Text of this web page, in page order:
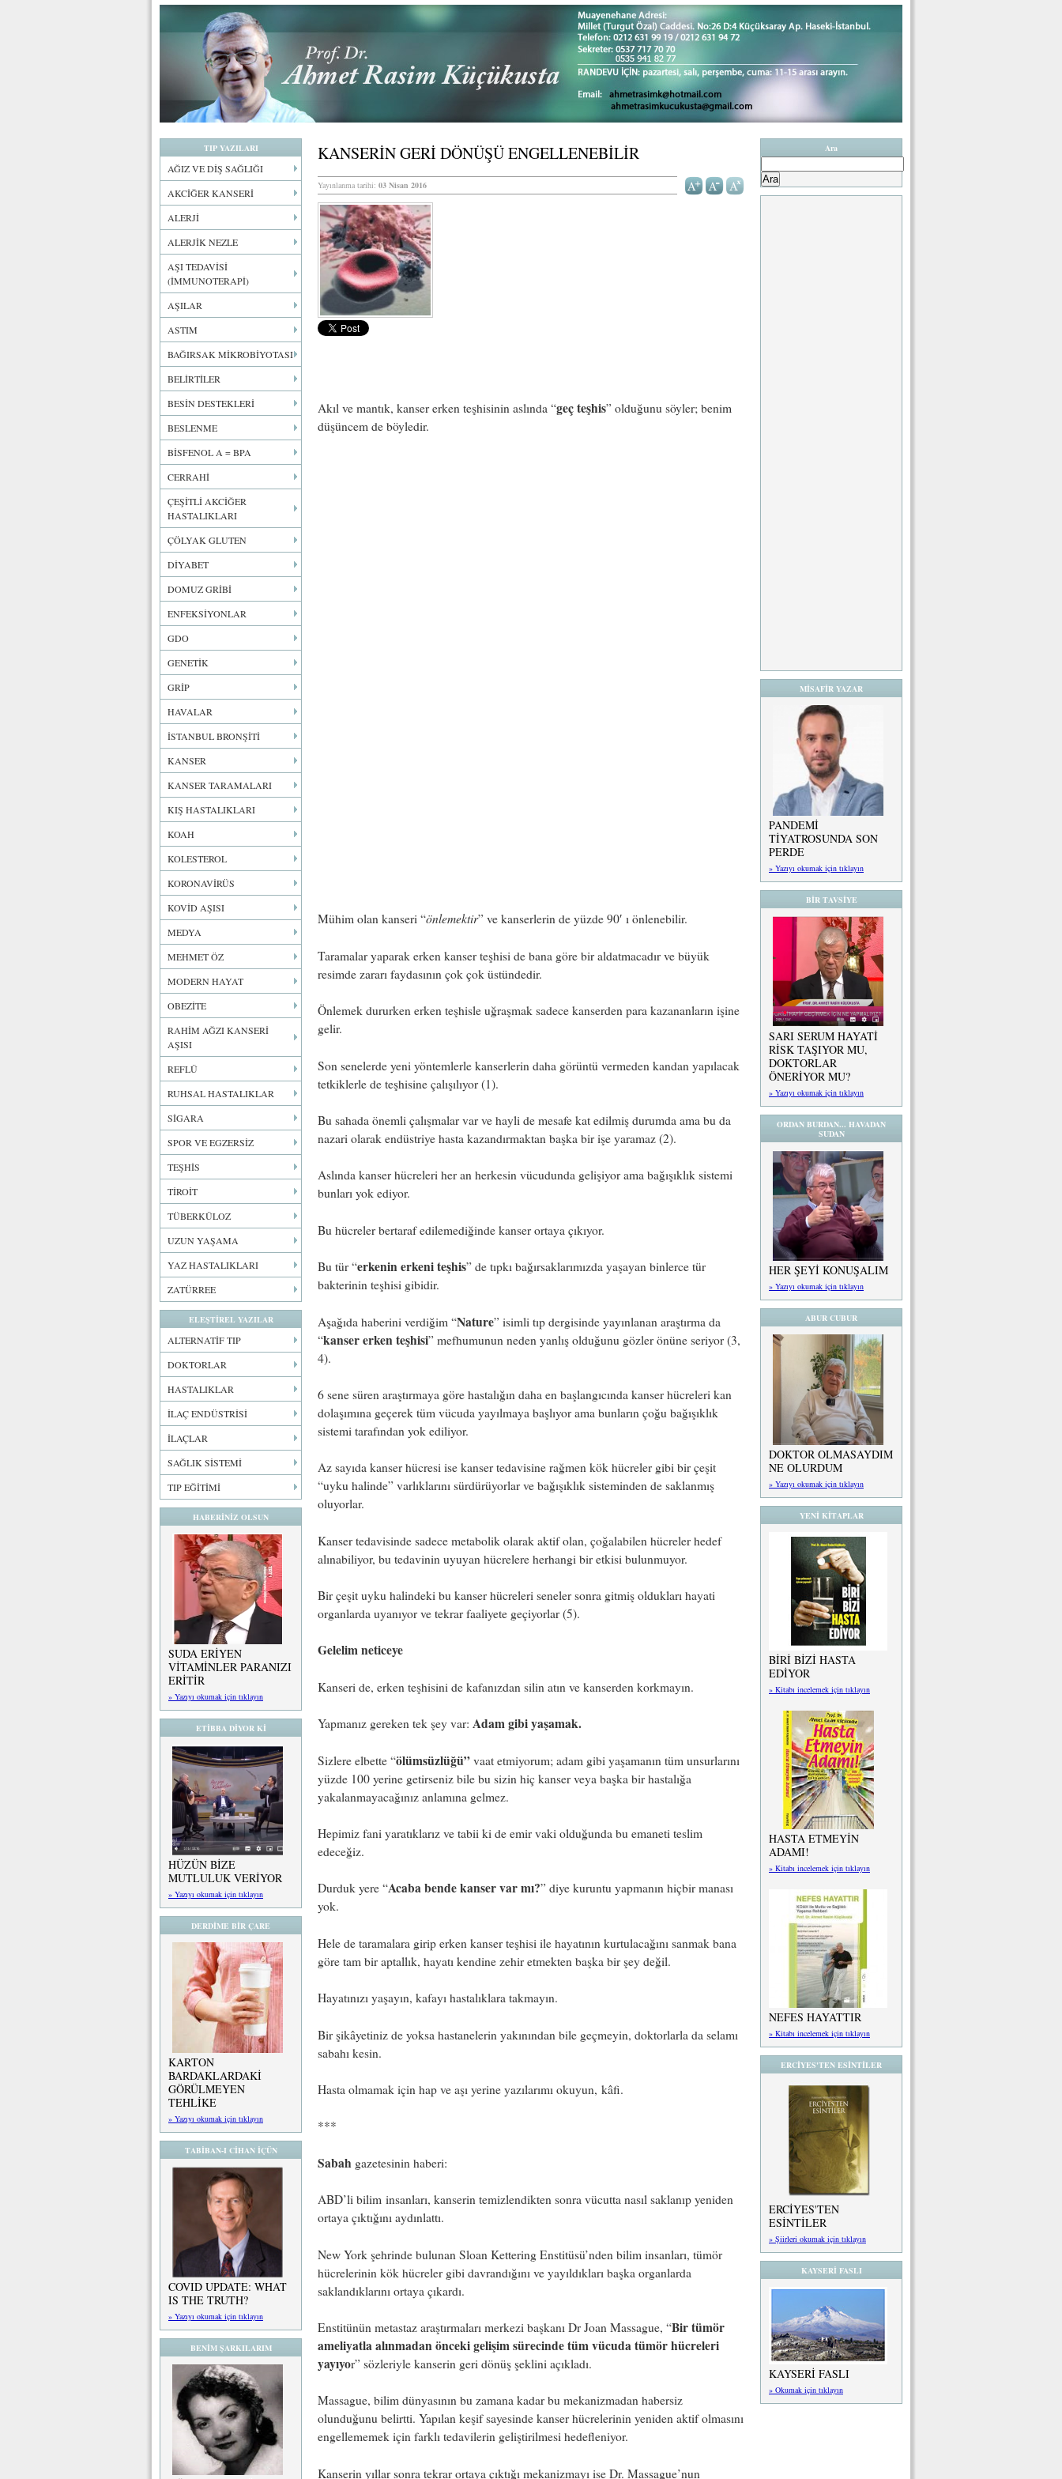
TIP YAZILARI
AĞIZ VE DİŞ SAĞLIĞI
AKCİĞER KANSERİ
ALERJİ
ALERJİK NEZLE
AŞI TEDAVİSİ
(İMMUNOTERAPİ)
AŞILAR
ASTIM
BAĞIRSAK MİKROBİYOTASI
BELİRTİLER
BESİN DESTEKLERİ
BESLENME
BİSFENOL A = BPA
CERRAHİ
ÇEŞİTLİ AKCİĞER
HASTALIKLARI
ÇÖLYAK GLUTEN
DİYABET
DOMUZ GRİBİ
ENFEKSİYONLAR
GDO
GENETİK
GRİP
HAVALAR
İSTANBUL BRONŞİTİ
KANSER
KANSER TARAMALARI
KIŞ HASTALIKLARI
KOAH
KOLESTEROL
KORONAVİRÜS
KOVİD AŞISI
MEDYA
MEHMET ÖZ
MODERN HAYAT
OBEZİTE
RAHİM AĞZI KANSERİ
AŞISI
REFLÜ
RUHSAL HASTALIKLAR
SİGARA
SPOR VE EGZERSİZ
TEŞHİS
TİROİT
TÜBERKÜLOZ
UZUN YAŞAMA
YAZ HASTALIKLARI
ZATÜRREE
ELEŞTİREL YAZILAR
ALTERNATİF TIP
DOKTORLAR
HASTALIKLAR
İLAÇ ENDÜSTRİSİ
İLAÇLAR
SAĞLIK SİSTEMİ
TIP EĞİTİMİ
HABERİNİZ OLSUN
SUDA ERİYEN
VİTAMİNLER PARANIZI
ERİTİR
» Yazıyı okumak için tıklayın
ETİBBA DİYOR Kİ
HÜZÜN BİZE
MUTLULUK VERİYOR
» Yazıyı okumak için tıklayın
DERDİME BİR ÇARE
KARTON
BARDAKLARDAKİ
GÖRÜLMEYEN
TEHLİKE
» Yazıyı okumak için tıklayın
TABİBAN-I CİHAN İÇÜN
COVID UPDATE: WHAT
IS THE TRUTH?
» Yazıyı okumak için tıklayın
BENİM ŞARKILARIM
KANSERİN GERİ DÖNÜŞÜ ENGELLENEBİLİR
Yayınlanma tarihi: 03 Nisan 2016
Akıl ve mantık, kanser erken teşhisinin aslında “geç teşhis” olduğunu söyler; benim
düşüncem de böyledir.
Mühim olan kanseri “önlemektir” ve kanserlerin de yüzde 90′ ı önlenebilir.
Taramalar yaparak erken kanser teşhisi de bana göre bir aldatmacadır ve büyük
resimde zararı faydasının çok çok üstündedir.
Önlemek dururken erken teşhisle uğraşmak sadece kanserden para kazananların işine
gelir.
Son senelerde yeni yöntemlerle kanserlerin daha görüntü vermeden kandan yapılacak
tetkiklerle de teşhisine çalışılıyor (1).
Bu sahada önemli çalışmalar var ve hayli de mesafe kat edilmiş durumda ama bu da
nazari olarak endüstriye hasta kazandırmaktan başka bir işe yaramaz (2).
Aslında kanser hücreleri her an herkesin vücudunda gelişiyor ama bağışıklık sistemi
bunları yok ediyor.
Bu hücreler bertaraf edilemediğinde kanser ortaya çıkıyor.
Bu tür “erkenin erkeni teşhis” de tıpkı bağırsaklarımızda yaşayan binlerce tür
bakterinin teşhisi gibidir.
Aşağıda haberini verdiğim “Nature” isimli tıp dergisinde yayınlanan araştırma da
“kanser erken teşhisi” mefhumunun neden yanlış olduğunu gözler önüne seriyor (3,
4).
6 sene süren araştırmaya göre hastalığın daha en başlangıcında kanser hücreleri kan
dolaşımına geçerek tüm vücuda yayılmaya başlıyor ama bunların çoğu bağışıklık
sistemi tarafından yok ediliyor.
Az sayıda kanser hücresi ise kanser tedavisine rağmen kök hücreler gibi bir çeşit
“uyku halinde” varlıklarını sürdürüyorlar ve bağışıklık sisteminden de saklanmış
oluyorlar.
Kanser tedavisinde sadece metabolik olarak aktif olan, çoğalabilen hücreler hedef
alınabiliyor, bu tedavinin uyuyan hücrelere herhangi bir etkisi bulunmuyor.
Bir çeşit uyku halindeki bu kanser hücreleri seneler sonra gitmiş oldukları hayati
organlarda uyanıyor ve tekrar faaliyete geçiyorlar (5).
Gelelim neticeye
Kanseri de, erken teşhisini de kafanızdan silin atın ve kanserden korkmayın.
Yapmanız gereken tek şey var: Adam gibi yaşamak.
Sizlere elbette “ölümsüzlüğü” vaat etmiyorum; adam gibi yaşamanın tüm unsurlarını
yüzde 100 yerine getirseniz bile bu sizin hiç kanser veya başka bir hastalığa
yakalanmayacağınız anlamına gelmez.
Hepimiz fani yaratıklarız ve tabii ki de emir vaki olduğunda bu emaneti teslim
edeceğiz.
Durduk yere “Acaba bende kanser var mı?” diye kuruntu yapmanın hiçbir manası
yok.
Hele de taramalara girip erken kanser teşhisi ile hayatının kurtulacağını sanmak bana
göre tam bir aptallık, hayatı kendine zehir etmekten başka bir şey değil.
Hayatınızı yaşayın, kafayı hastalıklara takmayın.
Bir şikâyetiniz de yoksa hastanelerin yakınından bile geçmeyin, doktorlarla da selamı
sabahı kesin.
Hasta olmamak için hap ve aşı yerine yazılarımı okuyun, kâfi.
***
Sabah gazetesinin haberi:
ABD’li bilim insanları, kanserin temizlendikten sonra vücutta nasıl saklanıp yeniden
ortaya çıktığını aydınlattı.
New York şehrinde bulunan Sloan Kettering Enstitüsü’nden bilim insanları, tümör
hücrelerinin kök hücreler gibi davrandığını ve yayıldıkları başka organlarda
saklandıklarını ortaya çıkardı.
Enstitünün metastaz araştırmaları merkezi başkanı Dr Joan Massague, “Bir tümör
ameliyatla alınmadan önceki gelişim sürecinde tüm vücuda tümör hücreleri
yayıyor” sözleriyle kanserin geri dönüş şeklini açıkladı.
Massague, bilim dünyasının bu zamana kadar bu mekanizmadan habersiz
olunduğunu belirtti. Yapılan keşif sayesinde kanser hücrelerinin yeniden aktif olmasını
engellememek için farklı tedavilerin geliştirilmesi hedefleniyor.
Kanserin yıllar sonra tekrar ortaya çıktığı mekanizmayı ise Dr. Massague’nun
Ara
MİSAFİR YAZAR
PANDEMİ
TİYATROSUNDA SON
PERDE
» Yazıyı okumak için tıklayın
BİR TAVSİYE
SARI SERUM HAYATİ
RİSK TAŞIYOR MU,
DOKTORLAR
ÖNERİYOR MU?
» Yazıyı okumak için tıklayın
ORDAN BURDAN... HAVADAN
SUDAN
HER ŞEYİ KONUŞALIM
» Yazıyı okumak için tıklayın
ABUR CUBUR
DOKTOR OLMASAYDIM
NE OLURDUM
» Yazıyı okumak için tıklayın
YENİ KİTAPLAR
BİRİ BİZİ HASTA
EDİYOR
» Kitabı incelemek için tıklayın
HASTA ETMEYİN
ADAMI!
» Kitabı incelemek için tıklayın
NEFES HAYATTIR
» Kitabı incelemek için tıklayın
ERCİYES'TEN ESİNTİLER
ERCİYES'TEN
ESİNTİLER
» Şiirleri okumak için tıklayın
KAYSERİ FASLI
KAYSERİ FASLI
» Okumak için tıklayın